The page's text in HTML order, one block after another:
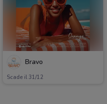
Bravo
Scade il 31/12